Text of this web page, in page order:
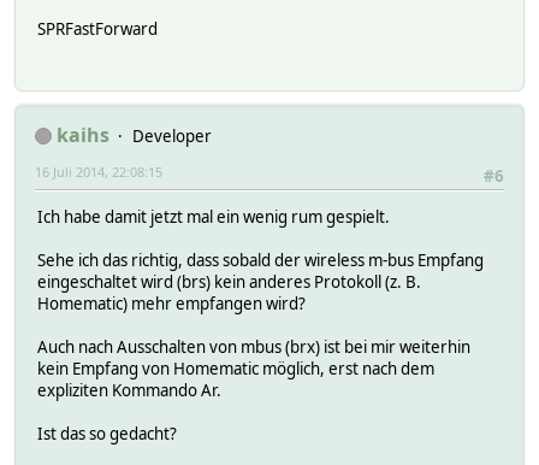
SPRFastForward
kaihs
Developer
#6
16 Juli 2014, 22:08:15
Ich habe damit jetzt mal ein wenig rum gespielt.
Sehe ich das richtig, dass sobald der wireless m-bus Empfang
eingeschaltet wird (brs) kein anderes Protokoll (z. B.
Homematic) mehr empfangen wird?
Auch nach Ausschalten von mbus (brx) ist bei mir weiterhin
kein Empfang von Homematic möglich, erst nach dem
expliziten Kommando Ar.
Ist das so gedacht?